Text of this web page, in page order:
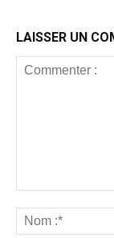
LAISSER UN